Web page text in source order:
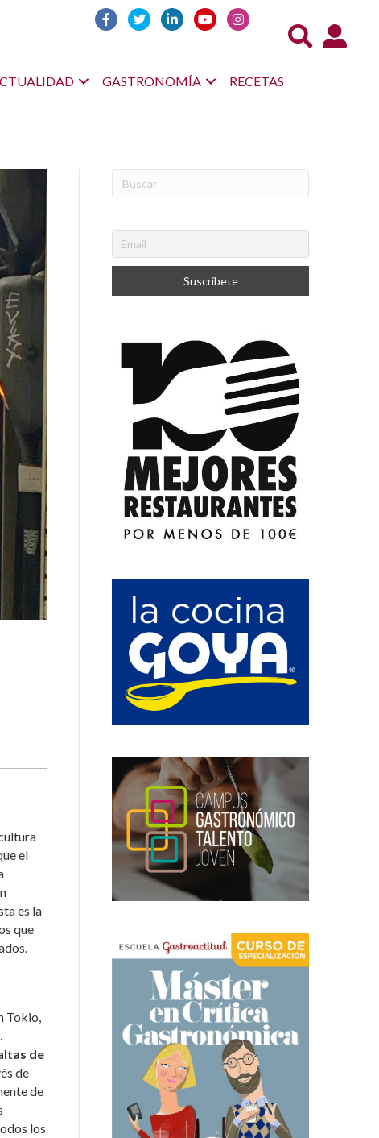
Acceso
GASTRONOMÍA
RECETAS
el
es la
que
Tokio,
de
de
de
los